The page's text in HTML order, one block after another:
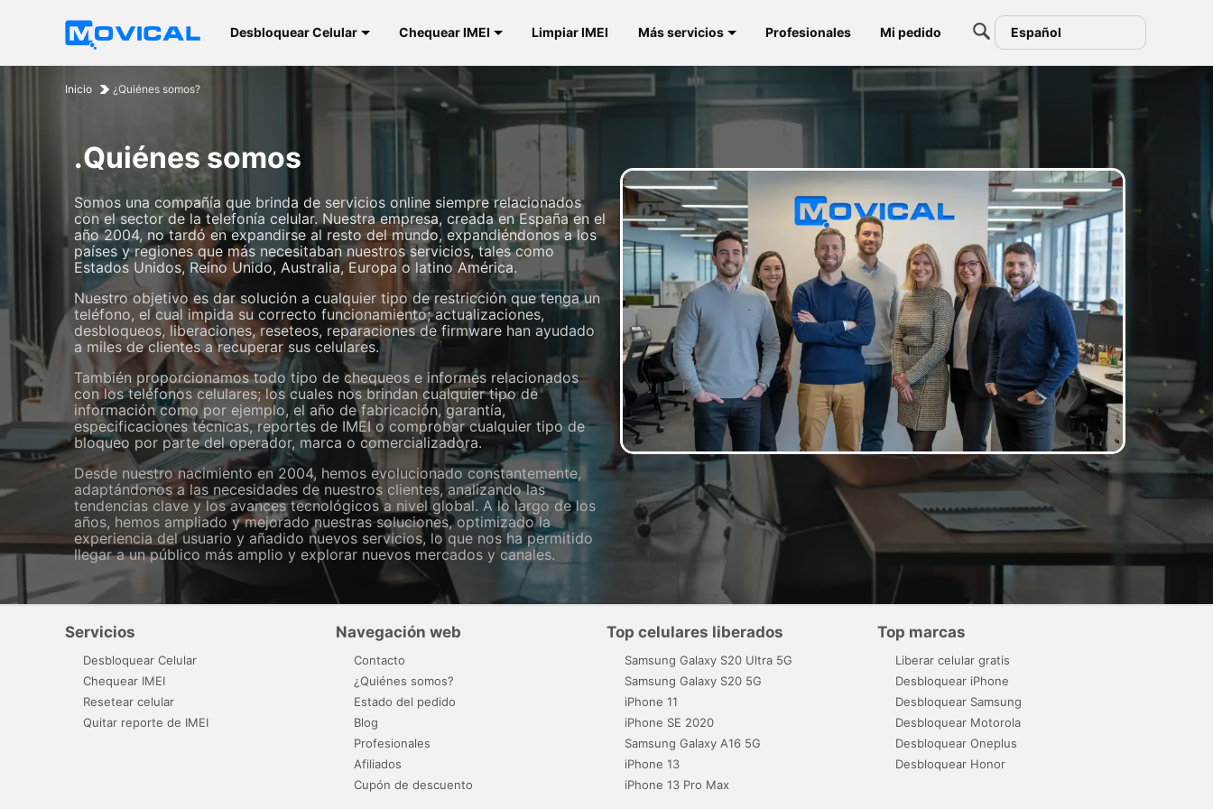
Desbloquear Celular Chequear IMEI Limpiar IMEI Más servicios Profesionales Mi pedido Español
Inicio ¿Quiénes somos?
.Quiénes somos
Somos una compañía que brinda de servicios online siempre relacionados
con el sector de la telefonía celular. Nuestra empresa, creada en España en el
año 2004, no tardó en expandirse al resto del mundo, expandiéndonos a los
países y regiones que más necesitaban nuestros servicios, tales como
Estados Unidos, Reino Unido, Australia, Europa o latino América.
Nuestro objetivo es dar solución a cualquier tipo de restricción que tenga un
teléfono, el cual impida su correcto funcionamiento; actualizaciones,
desbloqueos, liberaciones, reseteos, reparaciones de firmware han ayudado
a miles de clientes a recuperar sus celulares.
También proporcionamos todo tipo de chequeos e informes relacionados
con los teléfonos celulares; los cuales nos brindan cualquier tipo de
información como por ejemplo, el año de fabricación, garantía,
especificaciones técnicas, reportes de IMEI o comprobar cualquier tipo de
bloqueo por parte del operador, marca o comercializadora.
Desde nuestro nacimiento en 2004, hemos evolucionado constantemente,
adaptándonos a las necesidades de nuestros clientes, analizando las
tendencias clave y los avances tecnológicos a nivel global. A lo largo de los
años, hemos ampliado y mejorado nuestras soluciones, optimizado la
experiencia del usuario y añadido nuevos servicios, lo que nos ha permitido
llegar a un público más amplio y explorar nuevos mercados y canales.
Servicios
Desbloquear Celular
Chequear IMEI
Resetear celular
Quitar reporte de IMEI
Navegación web
Contacto
¿Quiénes somos?
Estado del pedido
Blog
Profesionales
Afiliados
Cupón de descuento
Top celulares liberados
Samsung Galaxy S20 Ultra 5G
Samsung Galaxy S20 5G
iPhone 11
iPhone SE 2020
Samsung Galaxy A16 5G
iPhone 13
iPhone 13 Pro Max
Top marcas
Liberar celular gratis
Desbloquear iPhone
Desbloquear Samsung
Desbloquear Motorola
Desbloquear Oneplus
Desbloquear Honor